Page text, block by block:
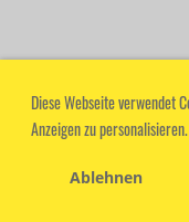
Diese Webseite verwendet
Anzeigen zu personalisieren.
Ablehnen